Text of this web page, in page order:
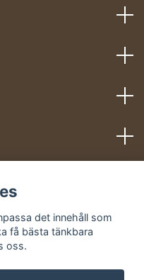
det innehåll som
få bästa tänkbara
oss.